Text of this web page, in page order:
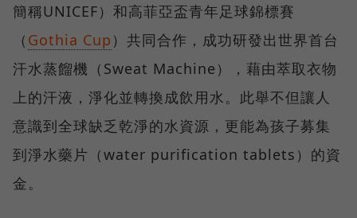
簡稱UNICEF）和高菲亞盃青年足球錦標賽
（ Gothia Cup ）共同合作，成功研發出世界首台
汗水蒸餾機（Sweat Machine），藉由萃取衣物
上的汗液，淨化並轉換成飲用水。此舉不但讓人
意識到全球缺乏乾淨的水資源，更能為孩子募集
到淨水藥片（water purification tablets）的資
金。